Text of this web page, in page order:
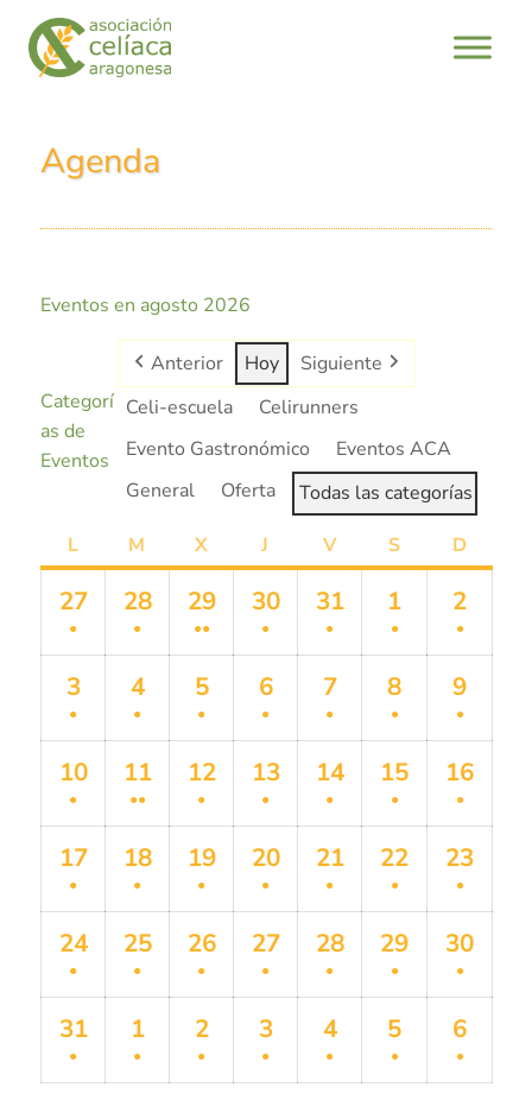
Agenda
Eventos en agosto 2026
Anterior Hoy
Siguiente
Categorí
as de
Eventos
Celi-escuela
Celirunners
Evento Gastronómico
Eventos ACA
General
Oferta
Todas las categorías
L
M X J V S D
27
●
28
●
29
●●
30
●
31
●
1
●
2
●
3
●
4
●
5
●
6
●
7
●
8
●
9
●
10
●
11
●●
12
●
13
●
14
●
15
●
16
●
17
●
18
●
19
●
20
●
21
●
22
●
23
●
24
●
25
●
26
●
27
●
28
●
29
●
30
●
31
●
1
●
2
●
3
●
4
●
5
●
6
●